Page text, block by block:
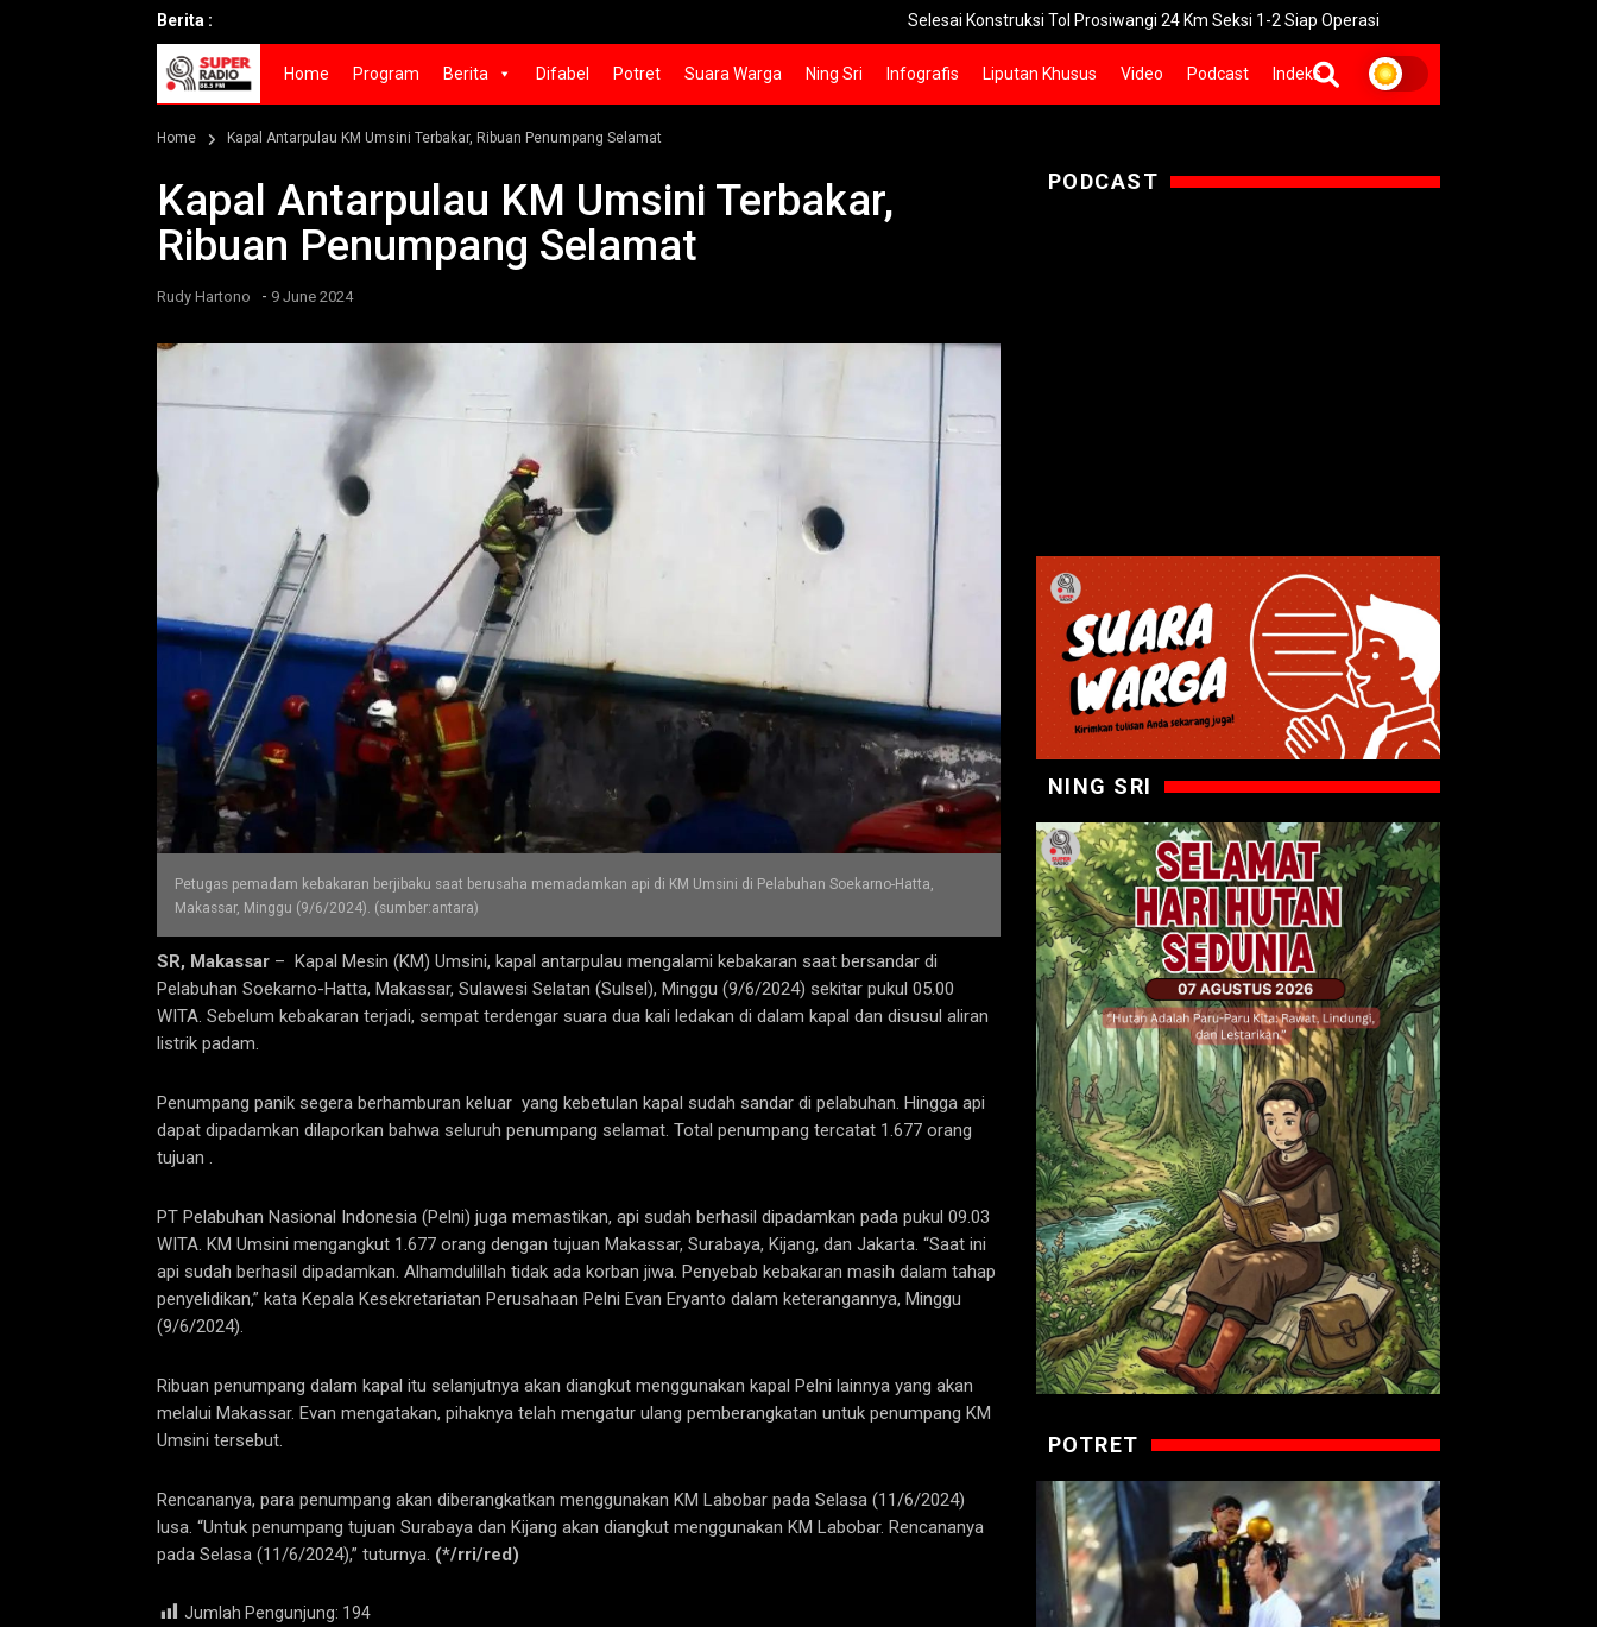
Berita : Selesai Konstruksi Tol Prosiwangi 24 Km Seksi 1-2 Siap Operasi UNGU Rilis Video Musik “Utara-
Home Program Berita Difabel Potret Suara Warga Ning Sri Infografis Liputan Khusus Video Podcast Indeks
Home Kapal Antarpulau KM Umsini Terbakar, Ribuan Penumpang Selamat
Kapal Antarpulau KM Umsini Terbakar,
Ribuan Penumpang Selamat
Rudy Hartono - 9 June 2024
Petugas pemadam kebakaran berjibaku saat berusaha memadamkan api di KM Umsini di Pelabuhan Soekarno-Hatta,
Makassar, Minggu (9/6/2024). (sumber:antara)
SR, Makassar – Kapal Mesin (KM) Umsini, kapal antarpulau mengalami kebakaran saat bersandar di
Pelabuhan Soekarno-Hatta, Makassar, Sulawesi Selatan (Sulsel), Minggu (9/6/2024) sekitar pukul 05.00
WITA. Sebelum kebakaran terjadi, sempat terdengar suara dua kali ledakan di dalam kapal dan disusul aliran
listrik padam.
Penumpang panik segera berhamburan keluar yang kebetulan kapal sudah sandar di pelabuhan. Hingga api
dapat dipadamkan dilaporkan bahwa seluruh penumpang selamat. Total penumpang tercatat 1.677 orang
tujuan .
PT Pelabuhan Nasional Indonesia (Pelni) juga memastikan, api sudah berhasil dipadamkan pada pukul 09.03
WITA. KM Umsini mengangkut 1.677 orang dengan tujuan Makassar, Surabaya, Kijang, dan Jakarta. “Saat ini
api sudah berhasil dipadamkan. Alhamdulillah tidak ada korban jiwa. Penyebab kebakaran masih dalam tahap
penyelidikan,” kata Kepala Kesekretariatan Perusahaan Pelni Evan Eryanto dalam keterangannya, Minggu
(9/6/2024).
Ribuan penumpang dalam kapal itu selanjutnya akan diangkut menggunakan kapal Pelni lainnya yang akan
melalui Makassar. Evan mengatakan, pihaknya telah mengatur ulang pemberangkatan untuk penumpang KM
Umsini tersebut.
Rencananya, para penumpang akan diberangkatkan menggunakan KM Labobar pada Selasa (11/6/2024)
lusa. “Untuk penumpang tujuan Surabaya dan Kijang akan diangkut menggunakan KM Labobar. Rencananya
pada Selasa (11/6/2024),” tuturnya. (*/rri/red)
Jumlah Pengunjung: 194
PODCAST
NING SRI
POTRET